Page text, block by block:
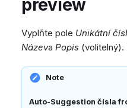
preview
Vyplňte pole Unikátní
Názeva Popis (volitelný).
Note
Auto-Suggestion čísla